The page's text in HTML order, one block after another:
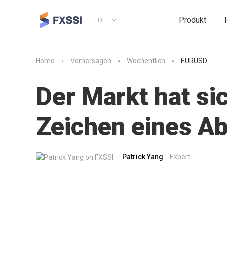
DE Produkt
Home Vorhersagen Wöchentlich EURUSD
Der Markt hat
Zeichen eines
Patrick Yang Expert